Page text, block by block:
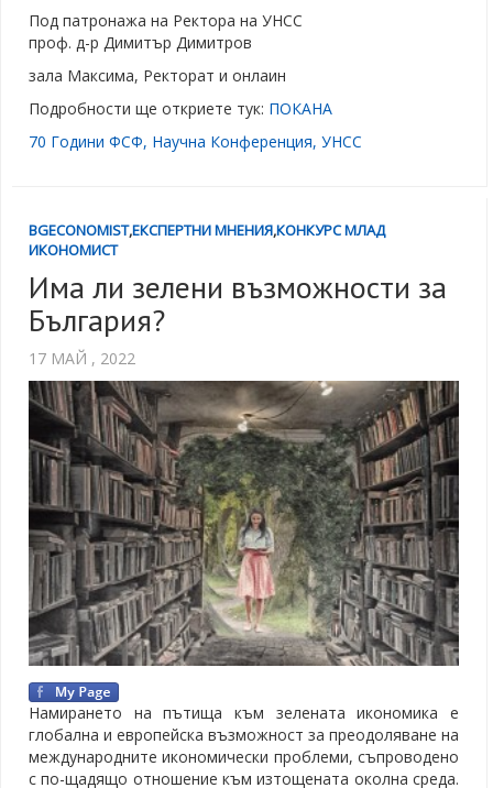
Под патронажа на Ректора на УНСС
проф. д-р Димитър Димитров
зала Максима, Ректорат и онлаин
Подробности ще откриете тук: ПОКАНА
70 Години ФСФ, Научна Конференция, УНСС
BGECONOMIST,ЕКСПЕРТНИ МНЕНИЯ,КОНКУРС МЛАД
ИКОНОМИСТ
Има ли зелени възможности за
България?
17 МАЙ , 2022
Намирането на пътища към зелената икономика е
глобална и европейска възможност за преодоляване на
международните икономически проблеми, съпроводено
с по-щадящо отношение към изтощената околна среда.